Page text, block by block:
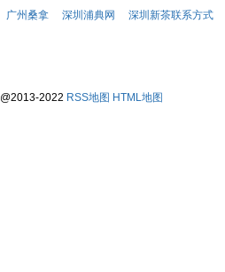
广州桑拿 深圳浦典网
深圳新茶联系方式
@2013-2022 RSS地图 HTML地图